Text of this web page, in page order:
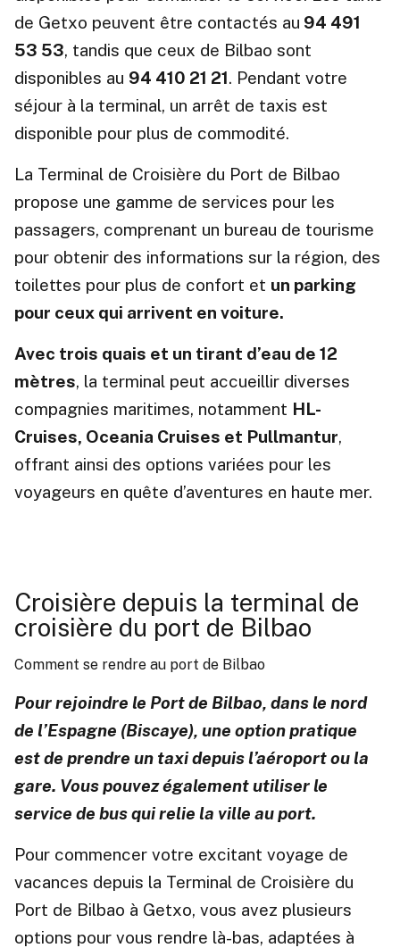
de Getxo peuvent être contactés au 94 491
53 53, tandis que ceux de Bilbao sont
disponibles au 94 410 21 21. Pendant votre
séjour à la terminal, un arrêt de taxis est
disponible pour plus de commodité.
La Terminal de Croisière du Port de Bilbao
propose une gamme de services pour les
passagers, comprenant un bureau de tourisme
pour obtenir des informations sur la région, des
toilettes pour plus de confort et un parking
pour ceux qui arrivent en voiture.
Avec trois quais et un tirant d’eau de 12
mètres, la terminal peut accueillir diverses
compagnies maritimes, notamment HL-
Cruises, Oceania Cruises et Pullmantur,
offrant ainsi des options variées pour les
voyageurs en quête d’aventures en haute mer.
Croisière depuis la terminal de
croisière du port de Bilbao
Comment se rendre au port de Bilbao
Pour rejoindre le Port de Bilbao, dans le nord
de l’Espagne (Biscaye), une option pratique
est de prendre un taxi depuis l’aéroport ou la
gare. Vous pouvez également utiliser le
service de bus qui relie la ville au port.
Pour commencer votre excitant voyage de
vacances depuis la Terminal de Croisière du
Port de Bilbao à Getxo, vous avez plusieurs
options pour vous rendre là-bas, adaptées à